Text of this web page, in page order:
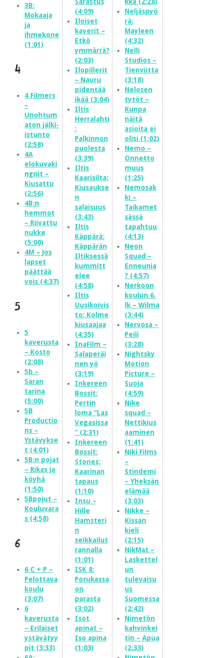
3B:
Mokaaja
ja
ihmekone
(1:01)
4
4 Filmers
–
Unohtum
aton jälki-
istunto
(2:58)
4A
elokuvaki
ngnit –
Kiusattu
(2:56)
4B:n
hemmot
– Riivattu
nukke
(5:00)
4M – Jos
lapset
päättää
vois (4:37)
5
5
kaverusta
– Kosto
(2:08)
5b –
Saran
tarina
(5:00)
5B
Productio
ns –
Ystävykse
t (4:01)
5B:n pojat
– Rikas ja
köyhä
(1:50)
5Bpojut –
Kouluvara
s (4:58)
6
6 C + P –
Pelottava
koulu
(3:07)
6
kaverusta
– Erilaiset
ystävätyy
pit (3:33)
(4:09)
Iloiset
kaverit –
Etkö
ymmärrä?
(2:03)
Ilopillerit
– Nauru
pidentää
ikää (3:04)
Iltis
Herralahti
:
Palkinnon
puolesta
(3:39)
Iltis
Kaarisilta:
Kiusaukse
n
salaisuus
(3:43)
Iltis
Käppärä:
Käppärän
Iltiksessä
kummitt
elee
(4:58)
Iltis
Uusikoivis
to: Kolme
kiusaajaa
(4:35)
InaFilm –
Salaperäi
nen yö
(3:19)
Inkereen
Bossit:
Pertin
loma ”Las
Vegasissa
” (2:31)
Inkereen
Bossit:
Stones:
Kaarinan
tapaus
(1:10)
Insu –
Hille
Hamsteri
n
seikkailut
rannalla
(1:01)
ISK 8:
Porukassa
on
parasta
(3:02)
Isot
apinat –
Iso apina
(1:03)
Neljäspyö
rä:
Mayleen
(4:32)
Nelli
Studios –
Tienviitta
(3:18)
Nelosen
tytöt –
Kunpa
näitä
asioita ei
olisi (1:02)
Nemo –
Onnetto
muus
(1:25)
Nemosak
ki –
Taikamet
sässä
tapahtuu
(4:13)
Neon
Squad –
Enneunia
? (4:57)
Nerkoon
koulun 6.
lk – Wilma
(3:44)
Nervosa –
Peili
(3:28)
Nightsky
Motion
Picture –
Suoja
(4:59)
Nike
squad –
Nettikius
aaminen
(1:41)
Niki Films
–
Stindemi
– Yheksän
elämää
(3:03)
Nikke –
Kissan
kieli
(2:15)
NikMat –
Laskettel
un
tulevaisu
us
Suomessa
(2:42)
Nimetön
kahvinkei
tin – Apua
(2:33)